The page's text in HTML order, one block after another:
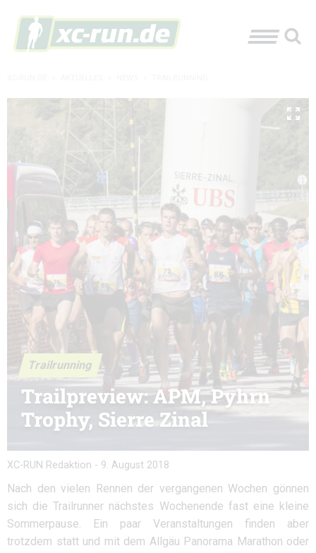
Trailrunning
Trailpreview: APM, Pyhrn
Trophy, Sierre Zinal
XC-RUN Redaktion - 9. August 2018
Nach den vielen Rennen der vergangenen Wochen gönnen
sich die Trailrunner nächstes Wochenende fast eine kleine
Sommerpause. Ein paar Veranstaltungen finden aber
trotzdem statt und mit dem Allgäu Panorama Marathon oder